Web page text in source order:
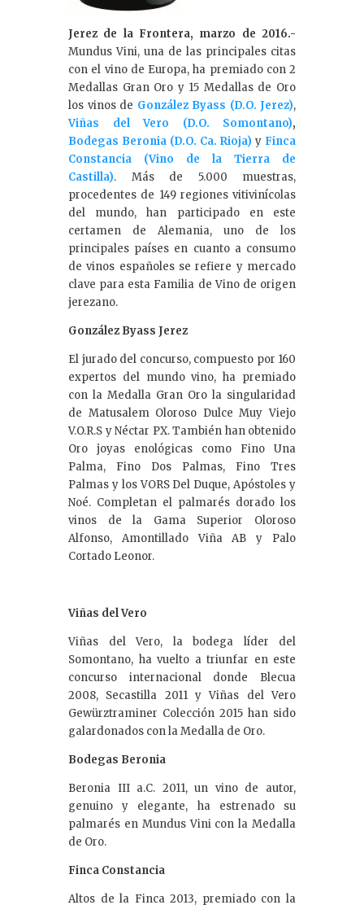
Jerez de la Frontera, marzo de 2016.-
Mundus Vini, una de las principales citas
con el vino de Europa, ha premiado con 2
Medallas Gran Oro y 15 Medallas de Oro
los vinos de González Byass (D.O. Jerez),
Viñas del Vero (D.O. Somontano),
Bodegas Beronia (D.O. Ca. Rioja) y Finca
Constancia (Vino de la Tierra de
Castilla). Más de 5.000 muestras,
procedentes de 149 regiones vitivinícolas
del mundo, han participado en este
certamen de Alemania, uno de los
principales países en cuanto a consumo
de vinos españoles se refiere y mercado
clave para esta Familia de Vino de origen
jerezano.
González Byass Jerez
El jurado del concurso, compuesto por 160
expertos del mundo vino, ha premiado
con la Medalla Gran Oro la singularidad
de Matusalem Oloroso Dulce Muy Viejo
V.O.R.S y Néctar PX. También han obtenido
Oro joyas enológicas como Fino Una
Palma, Fino Dos Palmas, Fino Tres
Palmas y los VORS Del Duque, Apóstoles y
Noé. Completan el palmarés dorado los
vinos de la Gama Superior Oloroso
Alfonso, Amontillado Viña AB y Palo
Cortado Leonor.
Viñas del Vero
Viñas del Vero, la bodega líder del
Somontano, ha vuelto a triunfar en este
concurso internacional donde Blecua
2008, Secastilla 2011 y Viñas del Vero
Gewürztraminer Colección 2015 han sido
galardonados con la Medalla de Oro.
Bodegas Beronia
Beronia III a.C. 2011, un vino de autor,
genuino y elegante, ha estrenado su
palmarés en Mundus Vini con la Medalla
de Oro.
Finca Constancia
Altos de la Finca 2013, premiado con la